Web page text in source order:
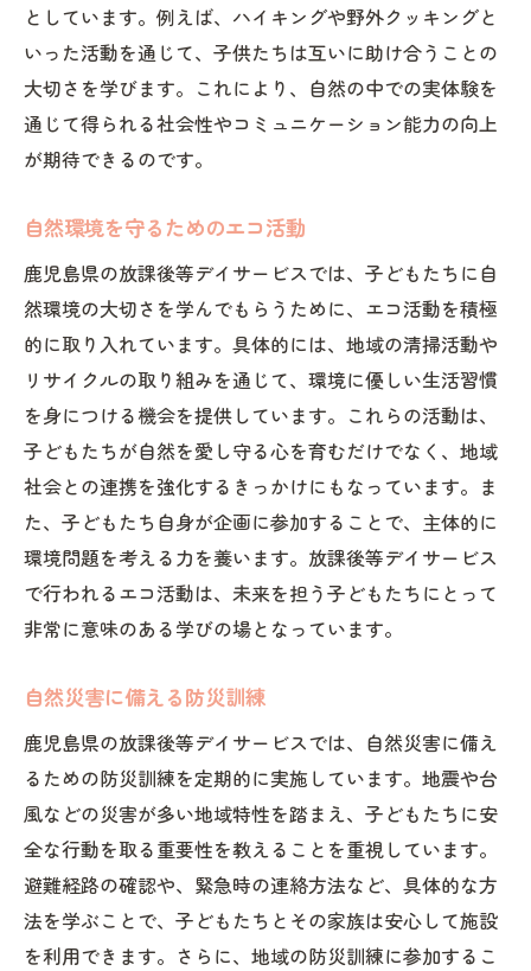
としています。例えば、ハイキングや野外クッキングと
いった活動を通じて、子供たちは互いに助け合うことの
大切さを学びます。これにより、自然の中での実体験を
通じて得られる社会性やコミュニケーション能力の向上
が期待できるのです。
自然環境を守るためのエコ活動
鹿児島県の放課後等デイサービスでは、子どもたちに自
然環境の大切さを学んでもらうために、エコ活動を積極
的に取り入れています。具体的には、地域の清掃活動や
リサイクルの取り組みを通じて、環境に優しい生活習慣
を身につける機会を提供しています。これらの活動は、
子どもたちが自然を愛し守る心を育むだけでなく、地域
社会との連携を強化するきっかけにもなっています。ま
た、子どもたち自身が企画に参加することで、主体的に
環境問題を考える力を養います。放課後等デイサービス
で行われるエコ活動は、未来を担う子どもたちにとって
非常に意味のある学びの場となっています。
自然災害に備える防災訓練
鹿児島県の放課後等デイサービスでは、自然災害に備え
るための防災訓練を定期的に実施しています。地震や台
風などの災害が多い地域特性を踏まえ、子どもたちに安
全な行動を取る重要性を教えることを重視しています。
避難経路の確認や、緊急時の連絡方法など、具体的な方
法を学ぶことで、子どもたちとその家族は安心して施設
を利用できます。さらに、地域の防災訓練に参加するこ